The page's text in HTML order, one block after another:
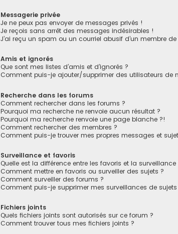
Messagerie privée
Je ne peux pas envoyer de messages privés !
Je reçois sans arrêt des messages indésirables !
J’ai reçu un spam ou un courriel abusif d’un membre
Amis et ignorés
Que sont mes listes d’amis et d’ignorés ?
Comment puis-je ajouter/supprimer des utilisateurs de
Recherche dans les forums
Comment rechercher dans les forums ?
Pourquoi ma recherche ne renvoie aucun résultat ?
Pourquoi ma recherche renvoie une page blanche ?!
Comment rechercher des membres ?
Comment puis-je trouver mes propres messages et
Surveillance et favoris
Quelle est la différence entre les favoris et la surveillance
Comment mettre en favoris ou surveiller des sujets ?
Comment surveiller des forums ?
Comment puis-je supprimer mes surveillances de sujets
Fichiers joints
Quels fichiers joints sont autorisés sur ce forum ?
Comment trouver tous mes fichiers joints ?